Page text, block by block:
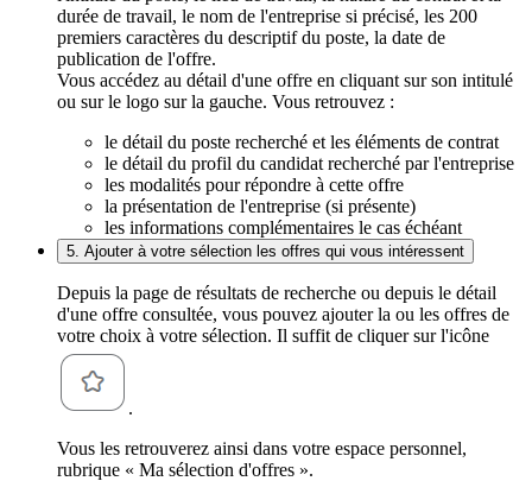
durée de travail, le nom de l'entreprise si précisé, les 200
premiers caractères du descriptif du poste, la date de
publication de l'offre.
Vous accédez au détail d'une offre en cliquant sur son intitulé
ou sur le logo sur la gauche. Vous retrouvez :
le détail du poste recherché et les éléments de contrat
le détail du profil du candidat recherché par l'entreprise
les modalités pour répondre à cette offre
la présentation de l'entreprise (si présente)
les informations complémentaires le cas échéant
5. Ajouter à votre sélection les offres qui vous intéressent
Depuis la page de résultats de recherche ou depuis le détail
d'une offre consultée, vous pouvez ajouter la ou les offres de
votre choix à votre sélection. Il suffit de cliquer sur l'icône
.
Vous les retrouverez ainsi dans votre espace personnel,
rubrique « Ma sélection d'offres ».